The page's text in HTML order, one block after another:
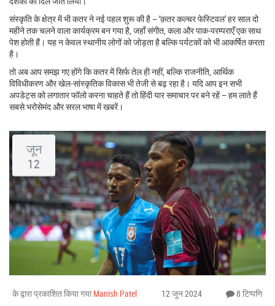
संस्कृति के क्षेत्र में भी कतर ने नई पहल शुरू की है – ‘क़तर कल्चर फेस्टिवल’ हर साल दो
महीने तक चलने वाला कार्यक्रम बन गया है, जहाँ संगीत, कला और पाक‑परम्पराएँ एक साथ
पेश होती हैं। यह न केवल स्थानीय लोगों को जोड़ता है बल्कि पर्यटकों को भी आकर्षित करता
है।
तो अब आप समझ गए होंगे कि कतर में सिर्फ तेल ही नहीं, बल्कि राजनीति, आर्थिक
विविधीकरण और खेल‑सांस्कृतिक विकास भी तेजी से बढ़ रहा है। यदि आप इन सभी
अपडेट्स को लगातार फॉलो करना चाहते हैं तो हिंदी यार समाचार पर बने रहें – हम लाते हैं
सबसे भरोसेमंद और सरल भाषा में खबरें।
जून
12
के द्वारा प्रकाशित किया गया Manish Patel 12 जून 2024 8 टिप्पणि